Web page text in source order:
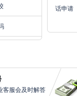
话申请
客服会及时解答